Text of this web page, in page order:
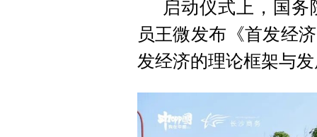
启动仪式上，国
员王微发布 《首发经
发经济的理论框架与